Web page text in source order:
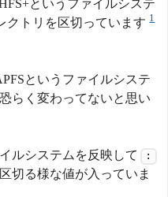
というファイルシステ
クトリを区切っています1
というファイルシステ
らく変わってないと思い
ルシステムを反映して :
切る様な値が入っていま